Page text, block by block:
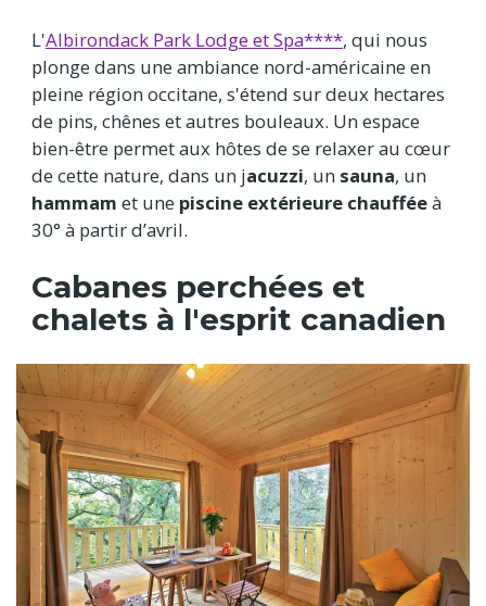
L'Albirondack Park Lodge et Spa****, qui nous
plonge dans une ambiance nord-américaine en
pleine région occitane, s'étend sur deux hectares
de pins, chênes et autres bouleaux. Un espace
bien-être permet aux hôtes de se relaxer au cœur
de cette nature, dans un jacuzzi, un sauna, un
hammam et une piscine extérieure chaufféeà
30° à partir d’avril.
Cabanes perchées et
chalets à l'esprit canadien